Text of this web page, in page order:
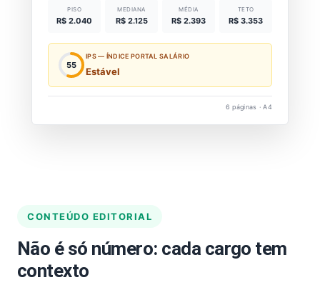
PISO
R$ 2.040
MEDIANA
R$ 2.125
MÉDIA
R$ 2.393
TETO
R$ 3.353
55
IPS — ÍNDICE PORTAL SALÁRIO
Estável
6 páginas · A4
CONTEÚDO EDITORIAL
Não é só número: cada cargo tem
contexto